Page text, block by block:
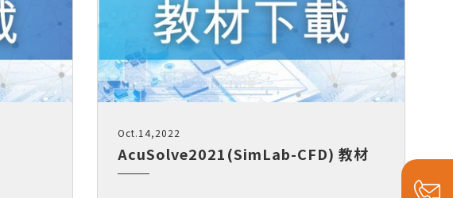
Oct.14,2022
AcuSolve2021(SimLab-CFD) 教材